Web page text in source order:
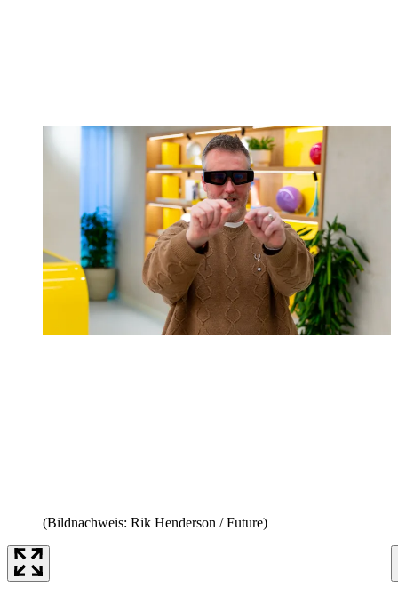
(Bildnachweis: Rik Henderson / Future)